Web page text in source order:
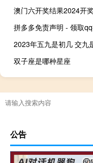
双子座是哪种星座
公告